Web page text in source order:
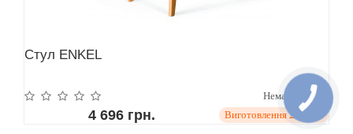
Стул ENKEL
Немає відгуків
4 696 грн. Виготовлення 21 день